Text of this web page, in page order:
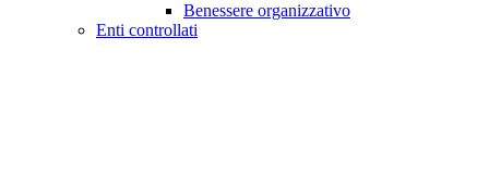
Benessere organizzativo
Enti controllati